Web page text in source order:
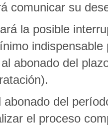
comunicar su
la posible
abonado del
del
el proceso